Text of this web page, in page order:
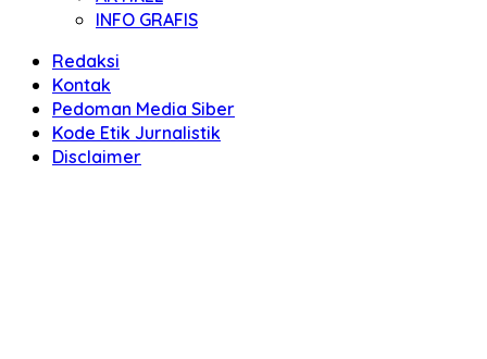
INFO GRAFIS
Redaksi
Kontak
Pedoman Media Siber
Kode Etik Jurnalistik
Disclaimer